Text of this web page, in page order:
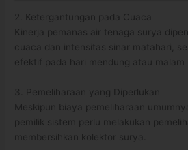
2. Ketergantungan pada Cuaca
Kinerja pemanas air tenaga surya
cuaca dan intensitas sinar matahari,
efektif pada hari mendung atau malam
3. Pemeliharaan yang Diperlukan
Meskipun biaya pemeliharaan
pemilik sistem perlu melakukan
membersihkan kolektor surya.